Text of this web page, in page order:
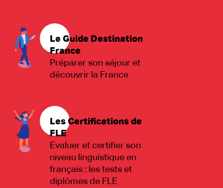
Le Guide Destination
France
Préparer son séjour et
découvrir la France
Les Certifications de
FLE
Evaluer et certifier son
niveau linguistique en
français : les tests et
diplômes de FLE